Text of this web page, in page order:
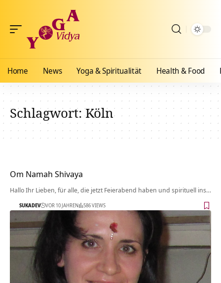
Home News Yoga & Spiritualität Health & Food
Schlagwort:Köln
Om Namah Shivaya
Hallo Ihr Lieben, für alle, die jetzt Feierabend haben und spirituell ins…
SUKADEV VOR 10 JAHREN 586 VIEWS